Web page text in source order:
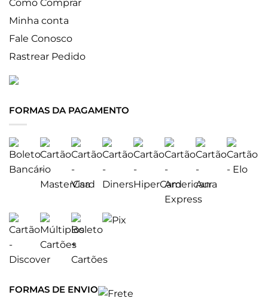
Como Comprar
Minha conta
Fale Conosco
Rastrear Pedido
FORMAS DA PAGAMENTO
FORMAS DE ENVIO